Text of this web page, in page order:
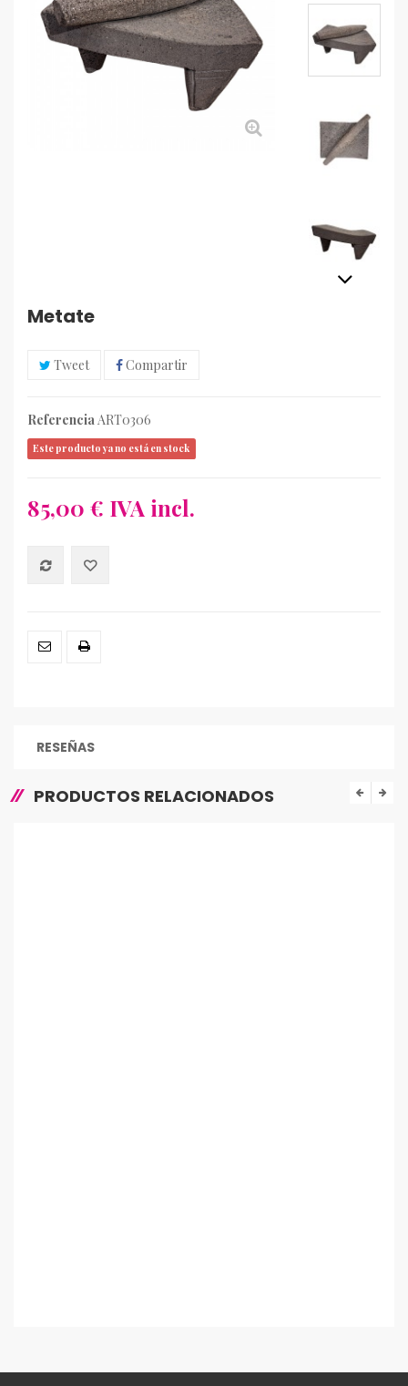
Metate
Tweet Compartir
ReferenciaART0306
Este producto ya no está en stock
85,00 € IVA incl.
RESEÑAS
PRODUCTOS RELACIONADOS